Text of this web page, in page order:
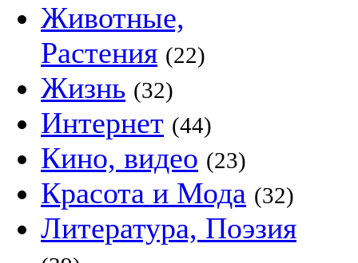
Животные,
Растения (22)
Жизнь (32)
Интернет (44)
Кино, видео (23)
Красота и Мода (32)
Литература, Поэзия